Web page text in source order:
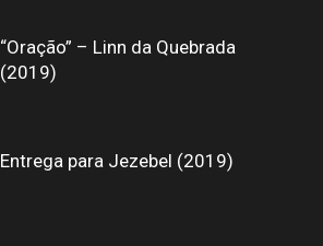
“Oração” – Linn da Quebrada
(2019)
Entrega para Jezebel (2019)